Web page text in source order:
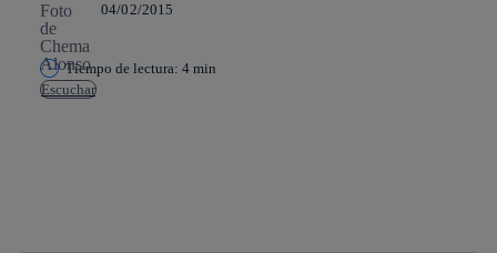
04/02/2015
Tiempo de lectura: 4 min
Escuchar